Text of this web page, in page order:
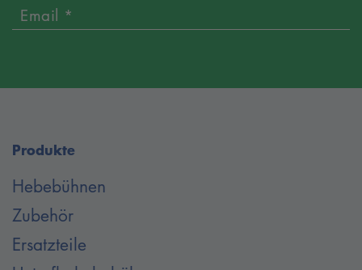
Email *
Produkte
Hebebühnen
Zubehör
Ersatzteile